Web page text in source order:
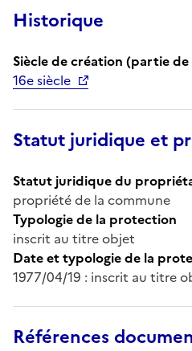
Historique
Siècle de création (partie de
16e siècle
Statut juridique et
Statut juridique du
propriété de la commune
Typologie de la protection
inscrit au titre objet
Date et typologie de la
1977/04/19 : inscrit au titre
Références